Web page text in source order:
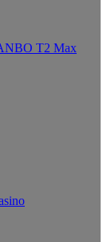
T2 Max